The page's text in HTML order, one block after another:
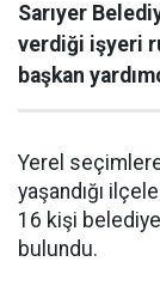
Sarıyer
verdiği işyeri
başkan
Yerel
yaşandığı
16 kişi
bulundu.